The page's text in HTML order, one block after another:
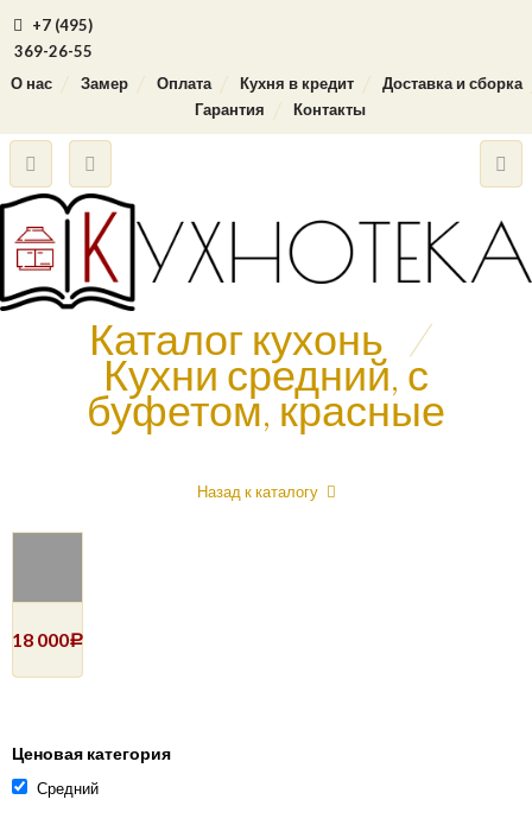
+7 (495)
369-26-55
О нас
Замер Оплата Кухня в кредит
Доставка и сборка
Гарантия
Контакты
Каталог кухонь /
Кухни средний, с
буфетом, красные
Назад к каталогу
18 000Р
Ценовая категория
Средний